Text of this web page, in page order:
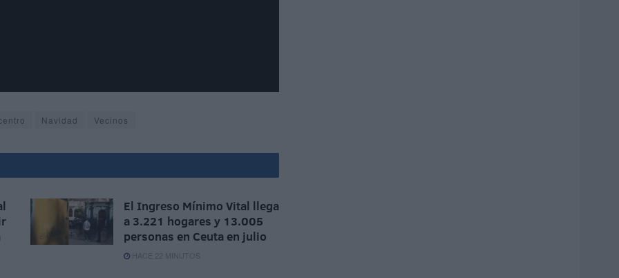
Navidad Vecinos
El Ingreso Mínimo Vital llega
a 3.221 hogares y 13.005
personas en Ceuta en julio
HACE 22 MINUTOS